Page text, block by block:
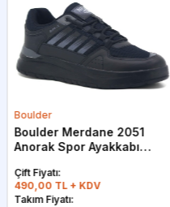
Merdane 2051
Spor Ayakkabı
Fiyatı:
TL + KDV
Fiyatı: